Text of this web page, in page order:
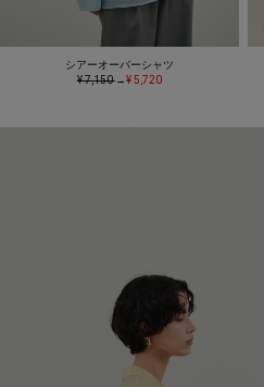
シアーオーバーシャツ
¥ 7,150→¥ 5,720